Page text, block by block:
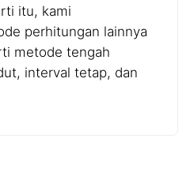
itu, kami
perhitungan lainnya
metode tengah
interval tetap, dan